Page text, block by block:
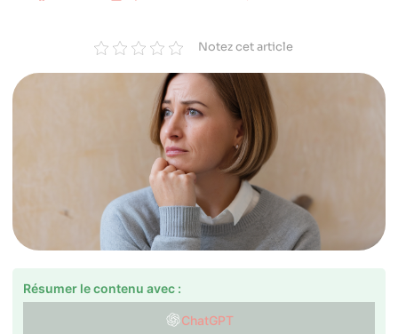
Notez cet article
Résumer le contenu avec :
ChatGPT